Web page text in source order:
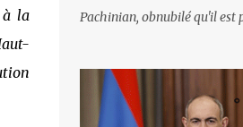
à la
Pachinian, obnubilé qu'il est
fort avisé de lire les fables
Fontaine et plus